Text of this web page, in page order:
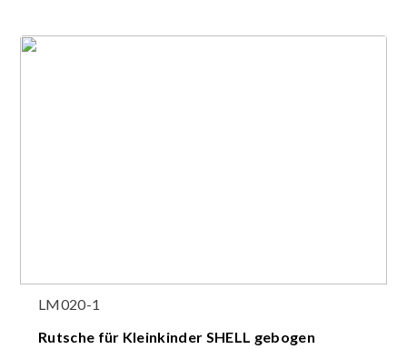
LM020-1
Rutsche für Kleinkinder SHELL gebogen